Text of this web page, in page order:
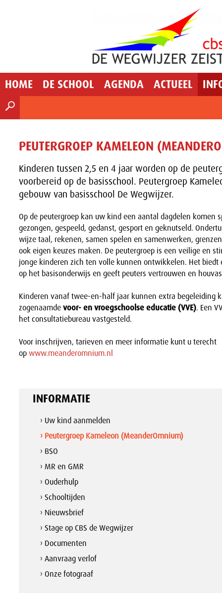
HOME DE SCHOOL AGENDA ACTUEEL
PEUTERGROEP KAMELEON
Kinderen tussen 2,5 en 4 jaar worden op de
voorbereid op de basisschool. Peutergroep
gebouw van basisschool De Wegwijzer.
Op de peutergroep kan uw kind een aantal dagdelen komen
gezongen, gespeeld, gedanst, gesport en geknutseld.
wijze taal, rekenen, samen spelen en samenwerken,
ook eigen keuzes maken. De peutergroep is een veilige en
jonge kinderen zich ten volle kunnen ontwikkelen. Het biedt
op het basisonderwijs en geeft peuters vertrouwen en
Kinderen vanaf twee-en-half jaar kunnen extra begeleiding
zogenaamdevoor- en vroegschoolse educatie (VVE). Een
het consultatiebureau vastgesteld.
Voor inschrijven, tarieven en meer informatie kunt u terecht
opwww.meanderomnium.nl
INFORMATIE
› Uw kind aanmelden
› Peutergroep Kameleon (MeanderOmnium)
› BSO
› MR en GMR
› Ouderhulp
› Schooltijden
› Nieuwsbrief
› Stage op CBS de Wegwijzer
› Documenten
› Aanvraag verlof
› Onze fotograaf